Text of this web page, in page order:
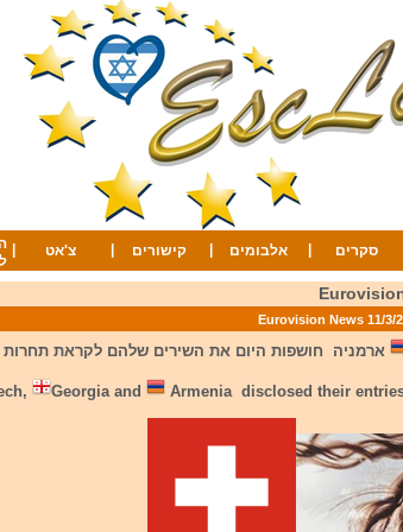
סקרים אלבומים קישורים צ'אט
ארמניה חושפות היום את השירים שלהם לקראת תחרות
Georgia and Armenia disclosed their